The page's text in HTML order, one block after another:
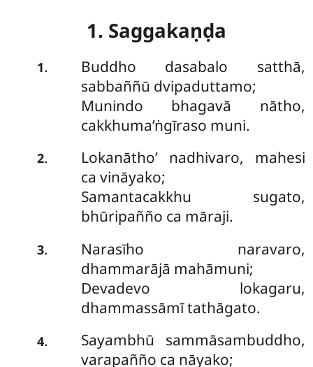
1. Saggakaṇḍa
1.
Buddho dasabalo satthā,
sabbaññū dvipaduttamo;
Munindo bhagavā nātho,
cakkhuma’ṅgīraso muni.
2.
Lokanātho’ nadhivaro, mahesi
ca vināyako;
Samantacakkhu sugato,
bhūripañño ca māraji.
3.
Narasīho naravaro,
dhammarājā mahāmuni;
Devadevo lokagaru,
dhammassāmī tathāgato.
4.
Sayambhū sammāsambuddho,
varapañño ca nāyako;